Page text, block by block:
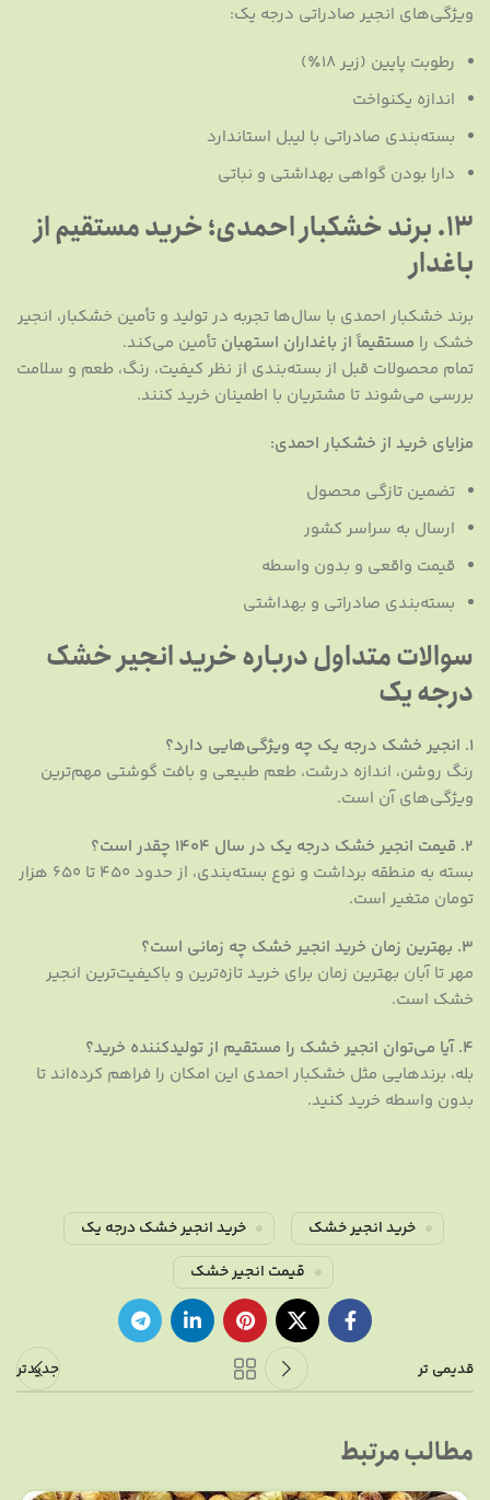
ویژگی‌های انجیر صادراتی درجه یک:
رطوبت پایین (زیر ۱۸٪)
اندازه یکنواخت
بسته‌بندی صادراتی با لیبل استاندارد
دارا بودن گواهی بهداشتی و نباتی
۱۳. برند خشکبار احمدی؛ خرید مستقیم از
باغدار
برند خشکبار احمدی با سال‌ها تجربه در تولید و تأمین خشکبار، انجیر
خشک را مستقیماً از باغداران استهبان تأمین می‌کند.
تمام محصولات قبل از بسته‌بندی از نظر کیفیت، رنگ، طعم و سلامت
بررسی می‌شوند تا مشتریان با اطمینان خرید کنند.
مزایای خرید از خشکبار احمدی:
تضمین تازگی محصول
ارسال به سراسر کشور
قیمت واقعی و بدون واسطه
بسته‌بندی صادراتی و بهداشتی
سوالات متداول درباره خرید انجیر خشک
درجه یک
۱. انجیر خشک درجه یک چه ویژگی‌هایی دارد؟
رنگ روشن، اندازه درشت، طعم طبیعی و بافت گوشتی مهم‌ترین
ویژگی‌های آن است.
۲. قیمت انجیر خشک درجه یک در سال ۱۴۰۴ چقدر است؟
بسته به منطقه برداشت و نوع بسته‌بندی، از حدود ۴۵۰ تا ۶۵۰ هزار
تومان متغیر است.
۳. بهترین زمان خرید انجیر خشک چه زمانی است؟
مهر تا آبان بهترین زمان برای خرید تازه‌ترین و باکیفیت‌ترین انجیر
خشک است.
۴. آیا می‌توان انجیر خشک را مستقیم از تولیدکننده خرید؟
بله، برندهایی مثل خشکبار احمدی این امکان را فراهم کرده‌اند تا
بدون واسطه خرید کنید.
خرید انجیر خشک
خرید انجیر خشک درجه یک
قیمت انجیر خشک
جدیدتر قدیمی تر
مطالب مرتبط